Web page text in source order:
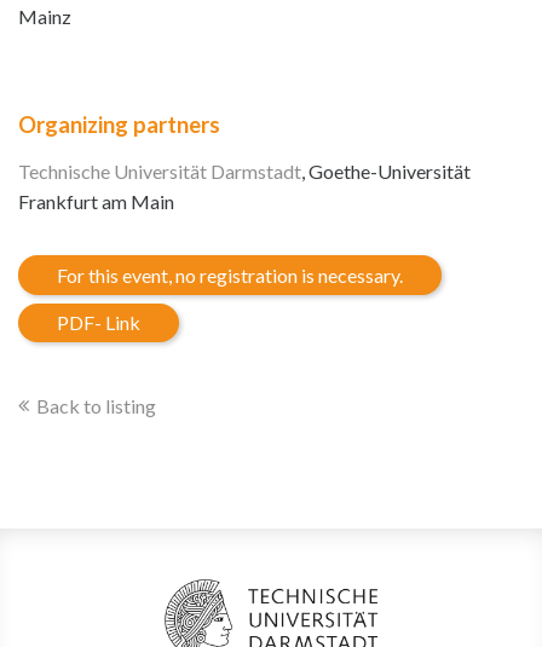
Mainz
Organizing partners
Technische Universität Darmstadt, Goethe-Universität
Frankfurt am Main
For this event, no registration is necessary.
PDF- Link
Back to listing